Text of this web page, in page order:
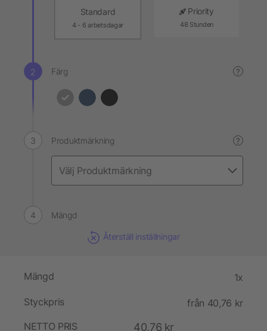
Standard
4 - 6 arbetsdagar
Priority
48 Stunden
Färg ?
Produktmärkning ?
Mängd
Återställ inställningar
Mängd 1x
Styckpris
från 40,76 kr
NETTO PRIS
40,76 kr